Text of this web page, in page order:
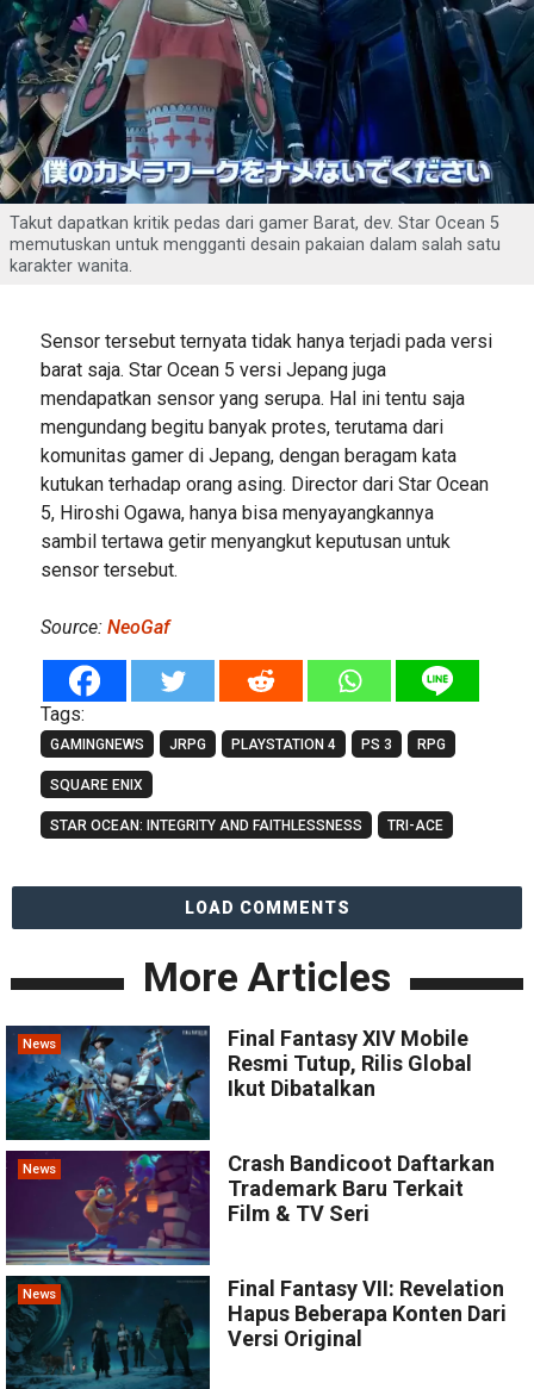
Takut dapatkan kritik pedas dari gamer Barat, dev. Star Ocean 5
memutuskan untuk mengganti desain pakaian dalam salah satu
karakter wanita.
Sensor tersebut ternyata tidak hanya terjadi pada versi
barat saja. Star Ocean 5 versi Jepang juga
mendapatkan sensor yang serupa. Hal ini tentu saja
mengundang begitu banyak protes, terutama dari
komunitas gamer di Jepang, dengan beragam kata
kutukan terhadap orang asing. Director dari Star Ocean
5, Hiroshi Ogawa, hanya bisa menyayangkannya
sambil tertawa getir menyangkut keputusan untuk
sensor tersebut.
Source: NeoGaf
Tags:
GAMINGNEWS JRPG PLAYSTATION 4 PS 3 RPG
SQUARE ENIX
STAR OCEAN: INTEGRITY AND FAITHLESSNESS TRI-ACE
LOAD COMMENTS
More Articles
News
Final Fantasy XIV Mobile
Resmi Tutup, Rilis Global
Ikut Dibatalkan
News
Crash Bandicoot Daftarkan
Trademark Baru Terkait
Film & TV Seri
News
Final Fantasy VII: Revelation
Hapus Beberapa Konten Dari
Versi Original